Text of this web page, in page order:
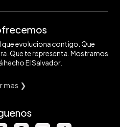
evoluciona contigo. Que
Que te representa. Mostramos
hecho El Salvador.
mas ❯